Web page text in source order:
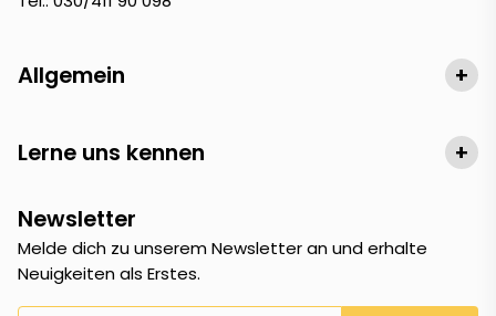
Allgemein +
Lerne uns kennen +
Newsletter
Melde dich zu unserem Newsletter an und erhalte
Neuigkeiten als Erstes.